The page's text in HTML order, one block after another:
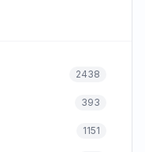
2438
393
1151